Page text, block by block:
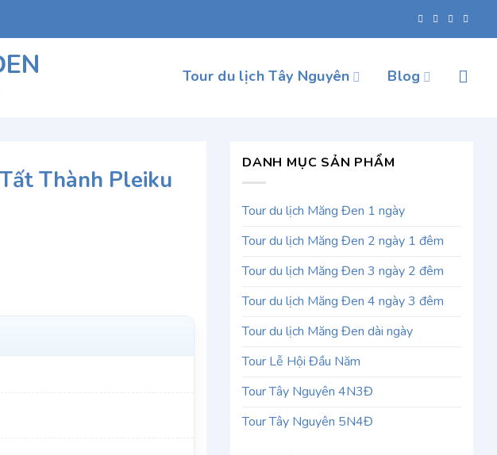
Tour du lịch Tây Nguyên Blog
Thành Pleiku
DANH MỤC SẢN PHẨM
Tour du lịch Măng Đen 1 ngày
Tour du lịch Măng Đen 2 ngày 1 đêm
Tour du lịch Măng Đen 3 ngày 2 đêm
Tour du lịch Măng Đen 4 ngày 3 đêm
Tour du lịch Măng Đen dài ngày
Tour Lễ Hội Đầu Năm
Tour Tây Nguyên 4N3Đ
Tour Tây Nguyên 5N4Đ